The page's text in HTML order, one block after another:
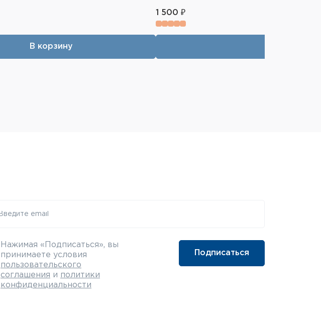
В корзину
1 500 ₽
Нажимая «Подписаться», вы
принимаете условия
пользовательского
соглашения и политики
конфиденциальности